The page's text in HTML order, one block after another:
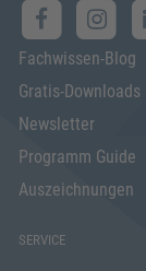
Fachwissen-Blog
Gratis-Downloads
Newsletter
Programm Guide
Auszeichnungen
SERVICE